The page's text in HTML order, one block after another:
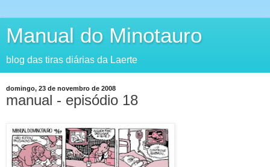
Manual do Minotauro
blog das tiras diárias da Laerte
domingo, 23 de novembro de 2008
manual - episódio 18